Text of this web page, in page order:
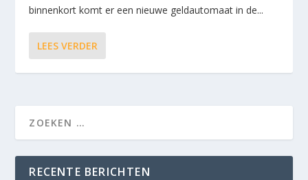
binnenkort komt er een nieuwe geldautomaat in de...
LEES VERDER
RECENTE BERICHTEN